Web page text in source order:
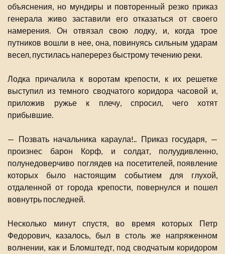
объяснения, но мундиры и повторенный резко приказ
генерала живо заставили его отказаться от своего
намерения. Он отвязал свою лодку, и, когда трое
путников вошли в нее, она, повинуясь сильным ударам
весел, пустилась наперерез быстрому течению реки.
Лодка причалила к воротам крепости, к их решетке
выступил из темного сводчатого коридора часовой и,
приложив ружье к плечу, спросил, чего хотят
прибывшие.
— Позвать начальника караула!.. Приказ государя, —
произнес барон Корф, и солдат, полуудивленно,
полунедоверчиво поглядев на посетителей, появление
которых было настоящим событием для глухой,
отдаленной от города крепости, повернулся и пошел
вовнутрь последней.
Несколько минут спустя, во время которых Петр
Федорович, казалось, был в столь же напряженном
волнении, как и Бломштедт, под сводчатым коридором